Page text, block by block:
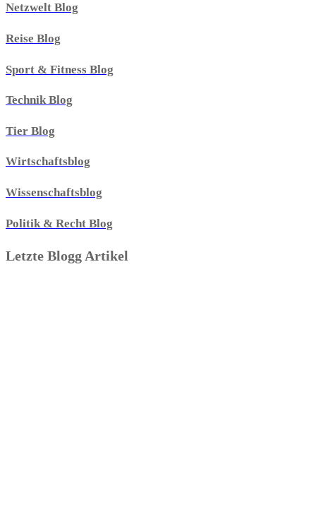
Netzwelt Blog
Reise Blog
Sport & Fitness Blog
Technik Blog
Tier Blog
Wirtschaftsblog
Wissenschaftsblog
Politik & Recht Blog
Letzte Blogg Artikel